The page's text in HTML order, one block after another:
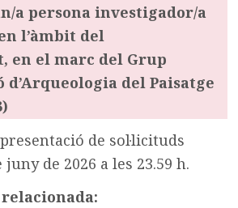
a persona investigador/a
l’àmbit del
en el marc del Grup
d’Arqueologia del Paisatge
de sol·licituds
de 2026 a les 23.59 h.